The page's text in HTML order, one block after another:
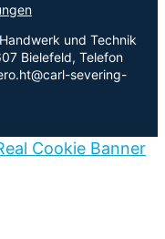
und Technik
Bielefeld, Telefon
severing-
Cookie Banner